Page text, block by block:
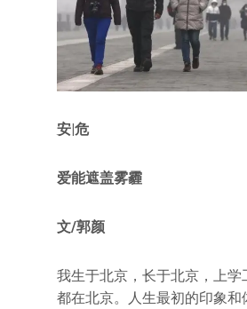
安|危
爱能遮盖雾霾
文/郭颜
我生于北京，长于北京，上学
都在北京。人生最初的印象和